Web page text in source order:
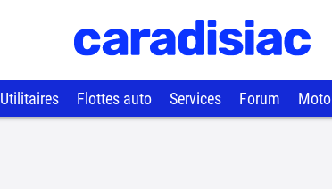
Utilitaires Flottes auto Services Forum Moto